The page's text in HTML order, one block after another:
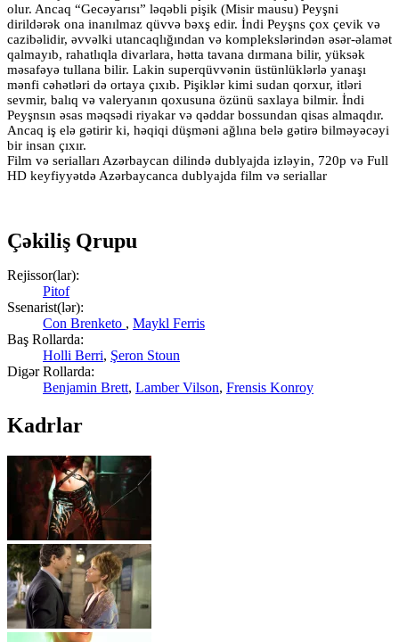
olur. Ancaq “Gecəyarısı” ləqəbli pişik (Misir mausu) Peyşni
dirildərək ona inanılmaz qüvvə bəxş edir. İndi Peyşns çox çevik və
cazibəlidir, əvvəlki utancaqlığından və komplekslərindən əsər-əlamət
qalmayıb, rahatlıqla divarlara, hətta tavana dırmana bilir, yüksək
məsafəyə tullana bilir. Lakin superqüvvənin üstünlüklərlə yanaşı
mənfi cəhətləri də ortaya çıxıb. Pişiklər kimi sudan qorxur, itləri
sevmir, balıq və valeryanın qoxusuna özünü saxlaya bilmir. İndi
Peyşnsın əsas məqsədi riyakar və qəddar bossundan qisas almaqdır.
Ancaq iş elə gətirir ki, həqiqi düşməni ağlına belə gətirə bilməyəcəyi
bir insan çıxır.
Film və serialları Azərbaycan dilində dublyajda izləyin, 720p və Full
HD keyfiyyətdə Azərbaycanca dublyajda film və seriallar
Çəkiliş Qrupu
Rejissor(lar):
Pitof
Ssenarist(lər):
Сon Brenketo , Maykl Ferris
Baş Rollarda:
Holli Berri, Şeron Stoun
Digər Rollarda:
Benjamin Brett, Lamber Vilson, Frensis Konroy
Kadrlar